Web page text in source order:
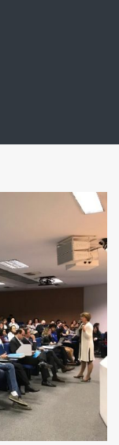
janela
em nova janela
e-mail em nova janela